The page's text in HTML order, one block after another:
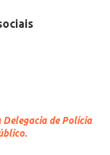
Delegacia de Polícia